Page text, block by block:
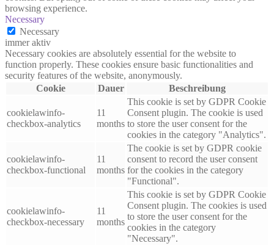
browsing experience.
Necessary
Necessary
immer aktiv
Necessary cookies are absolutely essential for the website to
function properly. These cookies ensure basic functionalities and
security features of the website, anonymously.
Cookie
Dauer Beschreibung
cookielawinfo-
checkbox-analytics
11
months
This cookie is set by GDPR Cookie
Consent plugin. The cookie is used
to store the user consent for the
cookies in the category "Analytics".
cookielawinfo-
checkbox-functional
11
months
The cookie is set by GDPR cookie
consent to record the user consent
for the cookies in the category
"Functional".
cookielawinfo-
checkbox-necessary
11
months
This cookie is set by GDPR Cookie
Consent plugin. The cookies is used
to store the user consent for the
cookies in the category
"Necessary".